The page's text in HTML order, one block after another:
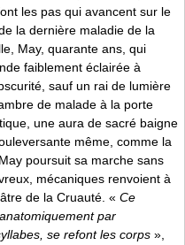
les pas qui avancent sur le
la dernière maladie de la
May, quarante ans, qui
faiblement éclairée à
sauf un rai de lumière
de malade à la porte
une aura de sacré baigne
même, comme la
poursuit sa marche sans
mécaniques renvoient à
de la Cruauté. « Ce
par
se refont les corps »,